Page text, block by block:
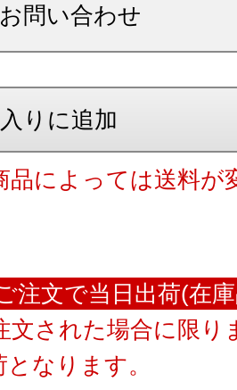
問い合わせ
りに追加
品によっては送料が
注文で当日出荷(在
文された場合に限り
なります。